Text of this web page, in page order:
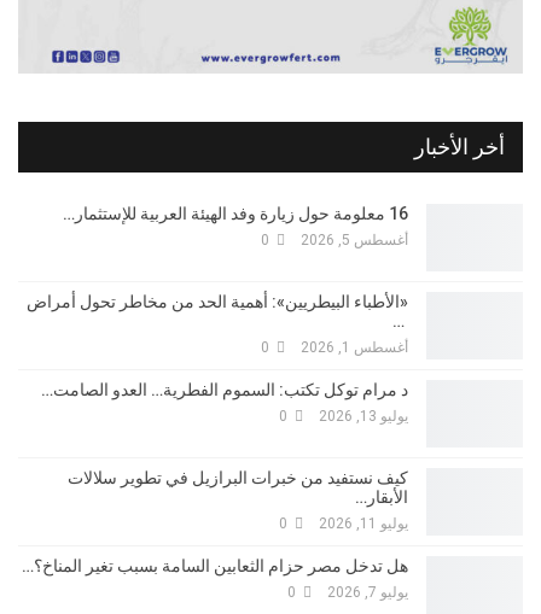
أخر الأخبار
16 معلومة حول زيارة وفد الهيئة العربية للإستثمار…
أغسطس 5, 2026
«الأطباء البيطريين»: أهمية الحد من مخاطر تحول أمراض
…
أغسطس 1, 2026
د مرام توكل تكتب: السموم الفطرية… العدو الصامت…
يوليو 13, 2026
كيف نستفيد من خبرات البرازيل في تطوير سلالات
الأبقار…
يوليو 11, 2026
هل تدخل مصر حزام الثعابين السامة بسبب تغير المناخ؟…
يوليو 7, 2026